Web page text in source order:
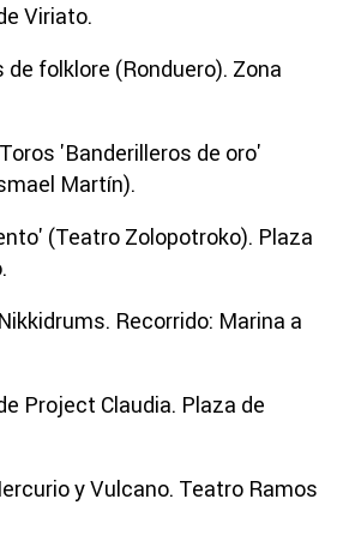
Viriato.
de folklore (Ronduero). Zona
'Banderilleros de oro'
Martín).
(Teatro Zolopotroko). Plaza
Recorrido: Marina a
Project Claudia. Plaza de
y Vulcano. Teatro Ramos